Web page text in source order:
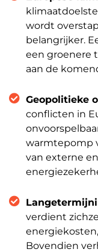
wordt
belangrijker.
een groenere
aan de
Geopolitieke
conflicten in
warmtepomp
van externe
verdient
Bovendien